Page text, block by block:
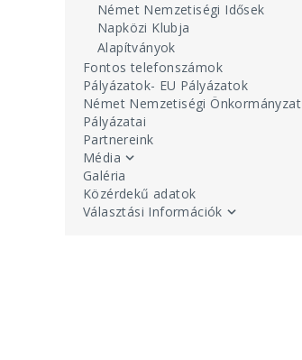
Német Nemzetiségi Idősek
Napközi Klubja
Alapítványok
Fontos telefonszámok
Pályázatok- EU Pályázatok
Német Nemzetiségi Önkormányzat
Pályázatai
Partnereink
Média
Galéria
Közérdekű adatok
Választási Információk